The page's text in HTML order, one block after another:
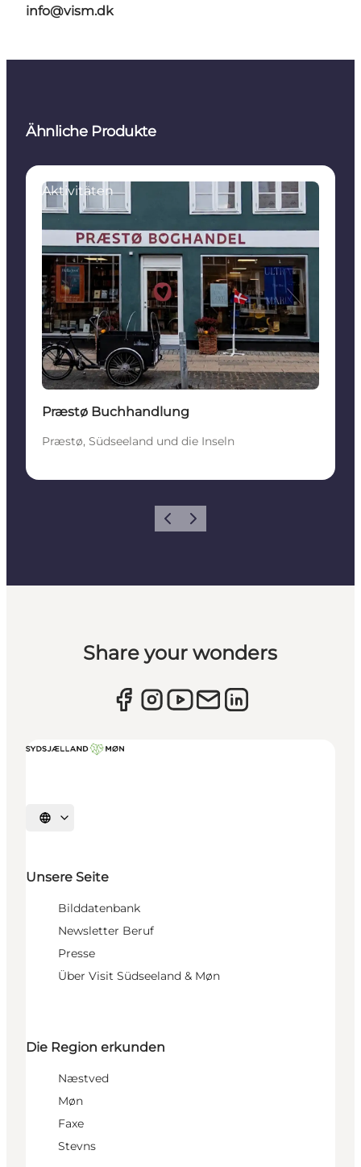
info@vism.dk
Ähnliche Produkte
Aktivitäten
Præstø Buchhandlung
Præstø, Südseeland und die Inseln
ZurückWeiter
Share your wonders
Sprache auswählen
Unsere Seite
Bilddatenbank
Newsletter Beruf
Presse
Über Visit Südseeland & Møn
Die Region erkunden
Næstved
Møn
Faxe
Stevns